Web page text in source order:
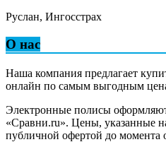
Руслан, Ингосстрах
О нас
Наша компания предлагает
онлайн по самым выгодным
Электронные полисы
«Сравни.ru». Цены, указанные
публичной офертой до момента